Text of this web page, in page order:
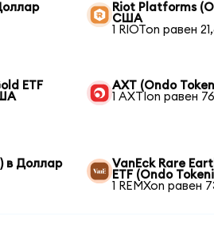
Riot Platforms
США
1 RIOTon равен
ETF
AXT (Ondo
1 AXTIon равен
в Доллар
VanEck Rare
ETF (Ondo
1 REMXon равен